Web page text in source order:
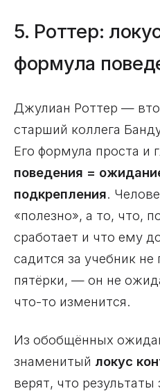
5. Роттер:
формула
Джулиан Роттер —
старший коллега
Его формула проста и
поведения =
подкрепления.
«полезно», а то, что,
сработает и что ему
садится за учебник
пятёрки, — он не
что-то изменится.
Из обобщённых
знаменитый локус
верят, что результаты